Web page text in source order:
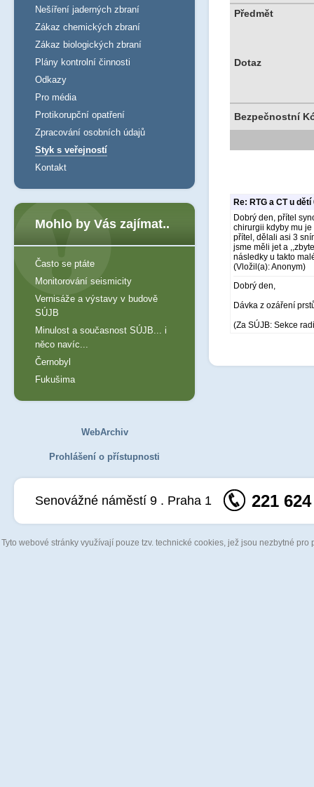
Předmět
Dotaz
Bezpečnostní
Re: RTG a CT u dětí
Dobrý den, přítel
chirurgii kdyby mu
přítel, dělali asi 3
jsme měli jet a
následky u takto
(Vložil(a): Anonym)
Dobrý den,
Dávka z ozáření
(Za SÚJB: Sekce
Nešíření jaderných zbraní
Zákaz chemických zbraní
Zákaz biologických zbraní
Plány kontrolní činnosti
Odkazy
Pro média
Protikorupční opatření
Zpracování osobních údajů
Styk s veřejností
Kontakt
Mohlo by Vás zajímat..
Často se ptáte
Monitorování seismicity
Vernisáže a výstavy v budově
SÚJB
Minulost a současnost SÚJB... i
něco navíc...
Černobyl
Fukušima
WebArchiv
Prohlášení o přístupnosti
Senovážné náměstí 9 . Praha 1 221
Tyto webové stránky využívají pouze tzv. technické cookies, jež jsou nezbytné